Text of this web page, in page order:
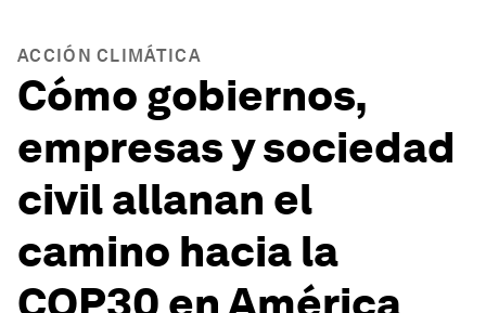
ACCIÓN CLIMÁTICA
Cómo gobiernos,
empresas y sociedad
civil allanan el
camino hacia la